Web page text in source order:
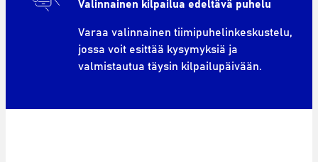
Varaa valinnainen tiimipuhelinkeskustelu,
jossa voit esittää kysymyksiä ja
valmistautua täysin kilpailupäivään.